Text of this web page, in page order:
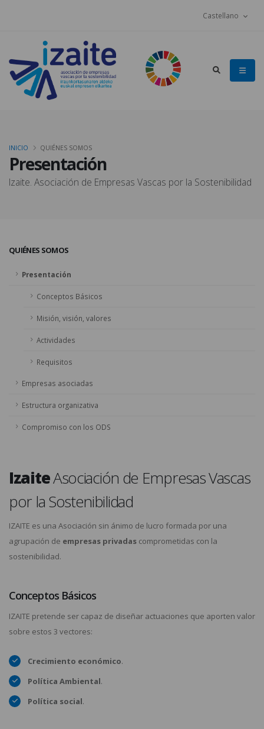
Castellano
Presentación
Izaite. Asociación de Empresas Vascas por la Sostenibilidad
INICIO QUIÉNES SOMOS
QUIÉNES SOMOS
Presentación
Conceptos Básicos
Misión, visión, valores
Actividades
Requisitos
Empresas asociadas
Estructura organizativa
Compromiso con los ODS
IzaiteAsociación de Empresas Vascas
por la Sostenibilidad
IZAITE es una Asociación sin ánimo de lucro formada por una
agrupación de empresas privadas comprometidas con la
sostenibilidad.
Conceptos Básicos
IZAITE pretende ser capaz de diseñar actuaciones que aporten valor
sobre estos 3 vectores:
Crecimiento económico.
Política Ambiental.
Política social.